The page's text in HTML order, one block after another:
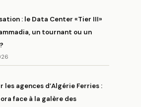
: le Data Center «Tier III»
un tournant ou un
les agences d’Algérie Ferries :
face à la galère des